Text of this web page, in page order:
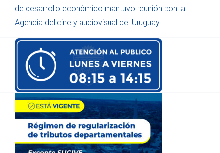
de desarrollo económico mantuvo reunión con la
Agencia del cine y audiovisual del Uruguay.